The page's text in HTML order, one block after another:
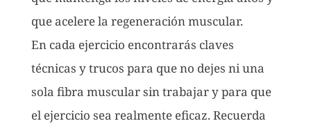
que acelere la regeneración muscular.
En cada ejercicio encontrarás claves
técnicas y trucos para que no dejes ni una
sola fibra muscular sin trabajar y para que
el ejercicio sea realmente eficaz. Recuerda